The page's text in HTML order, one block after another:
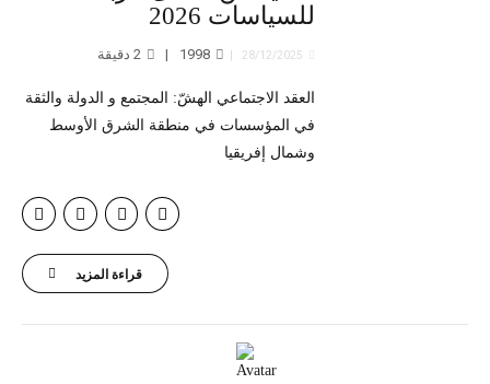
للسياسات 2026
28/12/2025
1998
2دقيقة
في المؤسسات في منطقة الشرق الأوسط
وشمال إفريقيا
قراءة المزيد